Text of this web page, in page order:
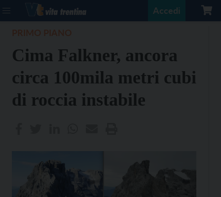
Accedi
Cima Falkner, ancora
circa 100mila metri cubi
di roccia instabile